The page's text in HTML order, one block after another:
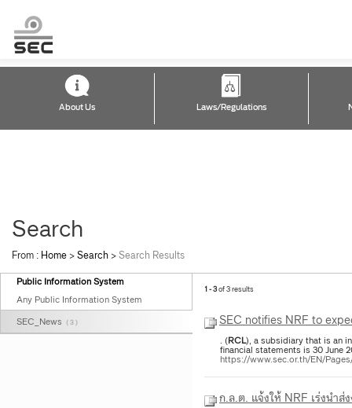
About Us Laws/Regulations
Search
From : Home >Search >Search Results
Public Information System
Any Public Information System
SEC_News ( 3 )
1 - 3of 3 results
SEC notifies NRF to
. (RCL), a subsidiary that is an
financial statements is 30 June
https://www.sec.or.th/EN/
ก.ล.ต. แจ้งให้ NRF เร่งนำ